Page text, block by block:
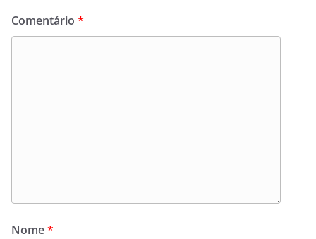
Comentário *
Nome*